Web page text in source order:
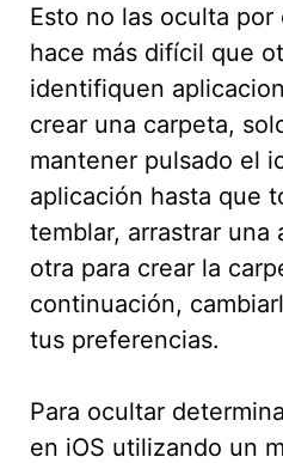
Esto no las oculta
hace más difícil que
identifiquen
crear una carpeta,
mantener pulsado el
aplicación hasta que
temblar, arrastrar una
otra para crear la
continuación,
tus preferencias.
Para ocultar
en iOS utilizando un